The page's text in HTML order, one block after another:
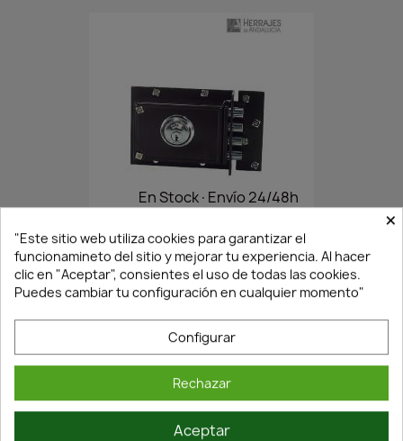
En Stock·Envío 24/48h
CERRADURA JIS MODELO.. 230...
88,12 €61,69 €
×
"Este sitio web utiliza cookies para garantizar el
funcionamineto del sitio y mejorar tu experiencia. Al hacer
clic en "Aceptar", consientes el uso de todas las cookies.
Puedes cambiar tu configuración en cualquier momento"
Configurar
Rechazar
Aceptar